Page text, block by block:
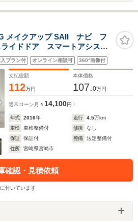
メイクアップ SAII ナビ フ
イドドア スマートアシスト
ーナーセンサー LEDヘッ
動格納ミラー アイドリン
スタート
入プラン付 オンライン相談可 360°画像付
支払総額
112万円
本体価格
107.0万円
通常ローン 月々14,100円
年式 2016年 走行 4.5万km
車検
車検整備付 修復
なし
保証
保証付 整備
法定整備付
住所
宮崎県宮崎市
確認・見積依頼
付いています